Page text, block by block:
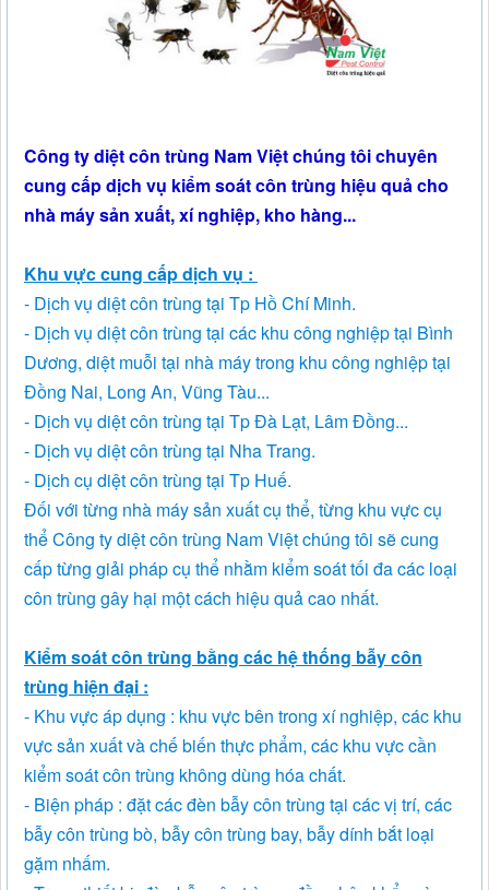
Công ty diệt côn trùng Nam Việt chúng tôi chuyên
cung cấp dịch vụ kiểm soát côn trùng hiệu quả cho
nhà máy sản xuất, xí nghiệp, kho hàng...
Khu vực cung cấp dịch vụ :
- Dịch vụ diệt côn trùng tại Tp Hồ Chí Minh.
- Dịch vụ diệt côn trùng tại các khu công nghiệp tại Bình
Dương, diệt muỗi tại nhà máy trong khu công nghiệp tại
Đồng Nai, Long An, Vũng Tàu...
- Dịch vụ diệt côn trùng tại Tp Đà Lạt, Lâm Đồng...
- Dịch vụ diệt côn trùng tại Nha Trang.
- Dịch cụ diệt côn trùng tại Tp Huế.
Đối với từng nhà máy sản xuất cụ thể, từng khu vực cụ
thể Công ty diệt côn trùng Nam Việt chúng tôi sẽ cung
cấp từng giải pháp cụ thể nhằm kiểm soát tối đa các loại
côn trùng gây hại một cách hiệu quả cao nhất.
Kiểm soát côn trùng bằng các hệ thống bẫy côn
trùng hiện đại :
- Khu vực áp dụng : khu vực bên trong xí nghiệp, các khu
vực sản xuất và chế biến thực phẩm, các khu vực cần
kiểm soát côn trùng không dùng hóa chất.
- Biện pháp : đặt các đèn bẫy côn trùng tại các vị trí, các
bẫy côn trùng bò, bẫy côn trùng bay, bẫy dính bắt loại
gặm nhấm.